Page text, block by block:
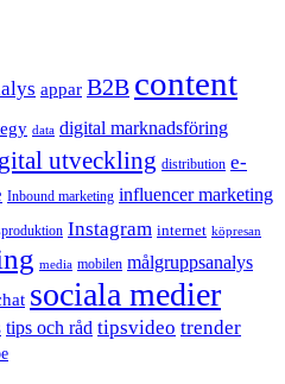
appar B2B content
data digital marknadsföring
utveckling distribution e-
Inbound marketing influencer marketing
Instagram internet köpresan
media mobilen målgruppsanalys
sociala medier
tips och råd tipsvideo trender